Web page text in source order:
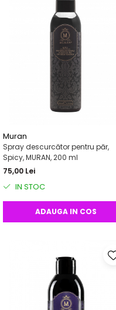
Muran
Spray descurcător pentru păr,
Spicy, MURAN, 200 ml
75,00 Lei
IN STOC
ADAUGA IN COS